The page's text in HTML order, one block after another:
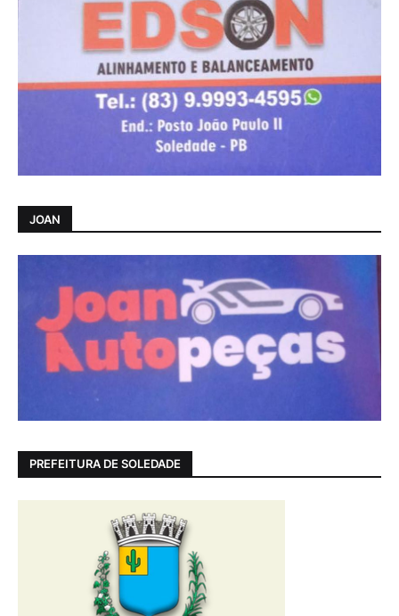
JOAN
PREFEITURA DE SOLEDADE